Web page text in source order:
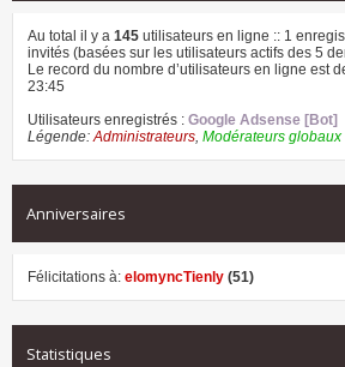
Au total il y a 145 utilisateurs en ligne :: 1
invités (basées sur les utilisateurs actifs des 5
Le record du nombre d’utilisateurs en ligne est
23:45
Utilisateurs enregistrés : Google Adsense [Bot]
Légende:Administrateurs, Modérateurs globaux
Anniversaires
Félicitations à: elomyncTienly (51)
Statistiques